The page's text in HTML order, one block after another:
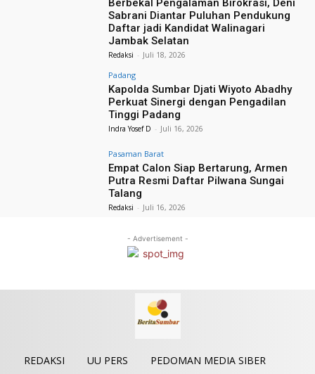
Berbekal Pengalaman Birokrasi, Deni
Sabrani Diantar Puluhan Pendukung
Daftar jadi Kandidat Walinagari
Jambak Selatan
Redaksi - Juli 18, 2026
Padang
Kapolda Sumbar Djati Wiyoto Abadhy
Perkuat Sinergi dengan Pengadilan
Tinggi Padang
Indra Yosef D - Juli 16, 2026
Pasaman Barat
Empat Calon Siap Bertarung, Armen
Putra Resmi Daftar Pilwana Sungai
Talang
Redaksi - Juli 16, 2026
- Advertisement -
REDAKSI UU PERS PEDOMAN MEDIA SIBER